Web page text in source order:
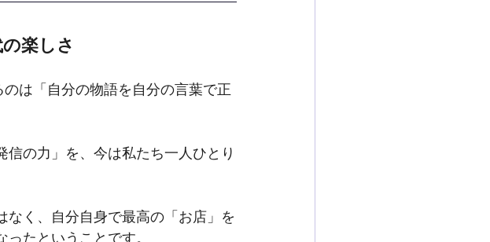
楽しさ
は「自分の物語を自分の言葉で正
の力」を、今は私たち一人ひとり
く、自分自身で最高の「お店」を
たということです。